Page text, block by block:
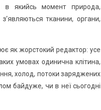
і в якийсь момент природа,
тканини, органи,
як жорстокий редактор: усе
умовах одинична клітина,
холод, потоки заряджених
байдуже, чи в неї сьогодні